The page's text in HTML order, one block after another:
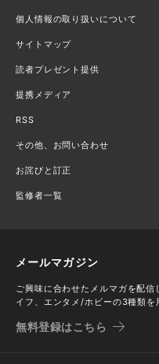
個人情報の取り扱いについて
サイトマップ
読者プレゼント提供
提携メディア
RSS
その他、お問い合わせ
お詫びと訂正
監修者一覧
メールマガジン
ご興味に合わせたメルマガを配
イフ、エンタメ/ホビーの3種類を
無料登録はこちら